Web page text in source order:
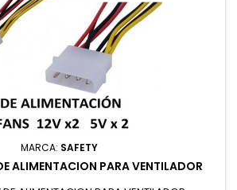
MARCA: SAFETY
ALIMENTACION PARA VENTILADOR